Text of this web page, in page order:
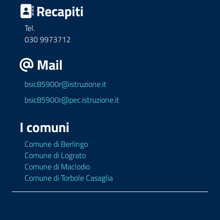
Recapiti
Tel.
030 9973712
Mail
bsic85900r@istruzione.it
bsic85900r@pec.istruzione.it
I comuni
Comune di Berlingo
Comune di Lograto
Comune di Maclodio
Comune di Torbole Casaglia